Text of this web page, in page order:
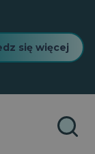
się więcej